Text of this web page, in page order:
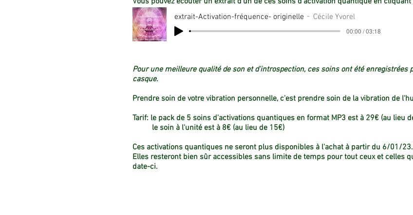
Pour une meilleure qualité de son et d'introspection, ces soins ont été enregistrées
casque.
Prendre soin de votre vibration personnelle, c'est prendre soin de la vibration de
Tarif: le pack de 5 soins d'activations quantiques en format MP3 est à 29€ (au lieu
le soin à l'unité est à 8€ (au lieu de 15€)
Ces activations quantiques ne seront plus disponibles à l'achat à partir du 6/01/23.
Elles resteront bien sûr accessibles sans limite de temps pour tout ceux et celles
date-ci.
extrait-Activation-fréquence- originelle Cécile Yvorel
00:00 / 03:18